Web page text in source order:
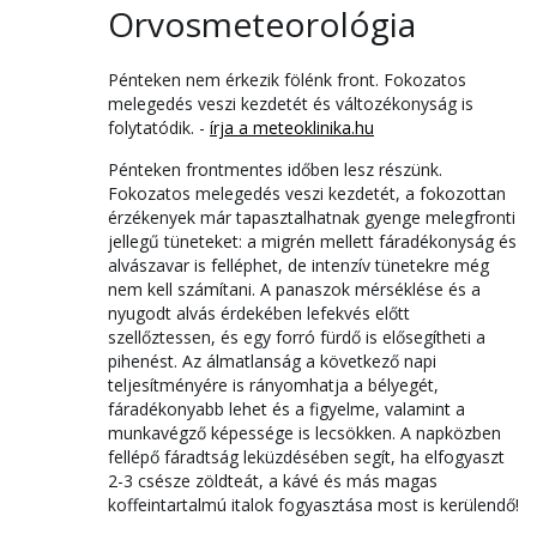
Orvosmeteorológia
Pénteken nem érkezik fölénk front. Fokozatos
melegedés veszi kezdetét és változékonyság is
folytatódik. - írja a meteoklinika.hu
Pénteken frontmentes időben lesz részünk.
Fokozatos melegedés veszi kezdetét, a fokozottan
érzékenyek már tapasztalhatnak gyenge melegfronti
jellegű tüneteket: a migrén mellett fáradékonyság és
alvászavar is felléphet, de intenzív tünetekre még
nem kell számítani. A panaszok mérséklése és a
nyugodt alvás érdekében lefekvés előtt
szellőztessen, és egy forró fürdő is elősegítheti a
pihenést. Az álmatlanság a következő napi
teljesítményére is rányomhatja a bélyegét,
fáradékonyabb lehet és a figyelme, valamint a
munkavégző képessége is lecsökken. A napközben
fellépő fáradtság leküzdésében segít, ha elfogyaszt
2-3 csésze zöldteát, a kávé és más magas
koffeintartalmú italok fogyasztása most is kerülendő!